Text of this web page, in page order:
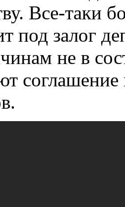
Все-таки
под залог
не в
соглашение